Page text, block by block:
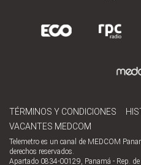
TÉRMINOS Y CONDICIONES
VACANTES MEDCOM
Telemetro es un canal de MEDCOM
derechos reservados.
Apartado 0834-00129, Panamá - Rep.